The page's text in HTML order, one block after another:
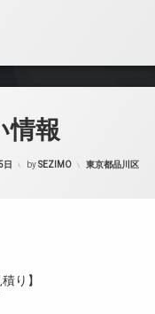
情報
日 bySEZIMO カテゴリー:
東京都品川区
り】